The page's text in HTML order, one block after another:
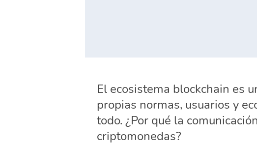
El ecosistema blockchain es
propias normas, usuarios y
todo. ¿Por qué la
criptomonedas?